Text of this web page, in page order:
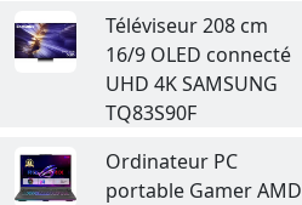
Téléviseur 208 cm
16/9 OLED connecté
UHD 4K SAMSUNG
TQ83S90F
Ordinateur PC
portable Gamer AMD